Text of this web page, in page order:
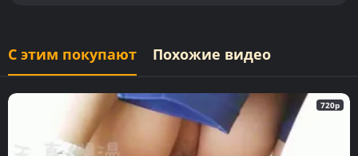
С этим покупают Похожие видео
720p